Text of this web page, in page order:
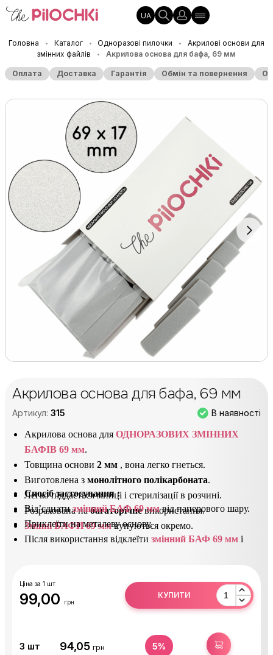
UA
Головна • Каталог • Одноразові пилочки •
Акрилові основи для
змінних файлів
• Акрилова основа для бафа, 69 мм
Оплата Доставка Гарантія Обмін та повернення
Акрилова основа для бафа, 69 мм
Артикул: 315 В наявності
Акрилова основа для ОДНОРАЗОВИХ ЗМІННИХ
БАФІВ 69 мм.
Товщина основи 2 мм , вона легко гнеться.
Виготовлена з монолітного полікарбоната.
Легко піддається мийці і стерилізації в розчині.
Розрахована набагаторічневикористання.
Змінні БАФИ 69 ммкупуються окремо.
Спосіб застосування:
Від’єднатизмінний БАФ 69 ммвід паперового шару.
Приклеїти на металеву основу.
Після використання відклеїти змінний БАФ 69 мм і
Ціна за 1 шт
99,00 грн
КУПИТИ
3 шт 94,05 грн 5% КУПИТИ